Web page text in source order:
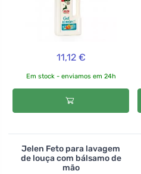
11,12 €
Em stock - enviamos em 24h
Jelen Feto para lavagem
de louça com bálsamo de
mão